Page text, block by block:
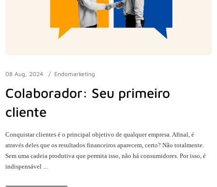
08 Aug, 2024 Endomarketing
Colaborador: Seu primeiro
cliente
Conquistar clientes é o principal objetivo de qualquer empresa. Afinal, é
através deles que os resultados financeiros aparecem, certo? Não totalmente.
Sem uma cadeia produtiva que permita isso, não há consumidores. Por isso, é
indispensável ...